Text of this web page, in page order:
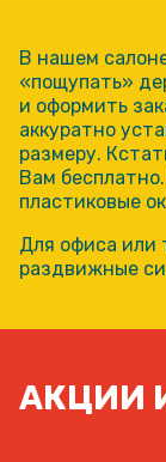
В нашем
«пощупать»
и оформить
аккуратно
размеру.
Вам
пластиковые
Для офиса или
раздвижные
АКЦИИ